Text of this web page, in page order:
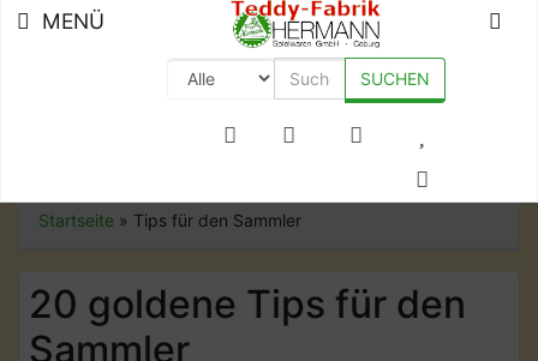
+49 (0) 9561-8590-0
MENÜ
SUCHEN
Startseite » Tips für den Sammler
20 goldene Tips für den
Sammler